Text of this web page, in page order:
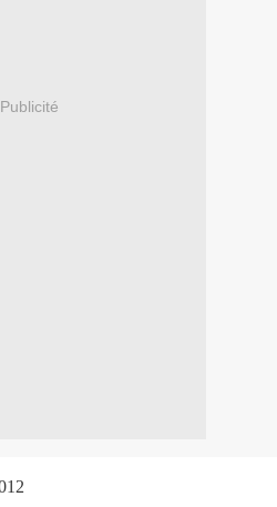
Publicité